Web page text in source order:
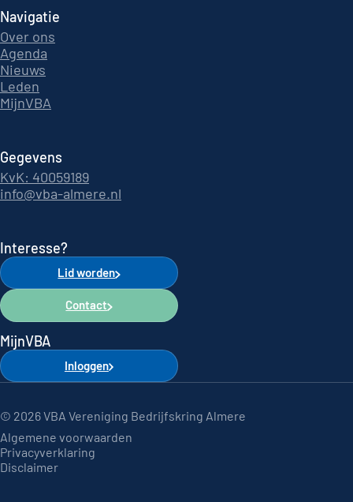
Navigatie
Over ons
Agenda
Nieuws
Leden
MijnVBA
Gegevens
KvK: 40059189
info@vba-almere.nl
Interesse?
Lid worden
Contact
MijnVBA
Inloggen
© 2026 VBA Vereniging Bedrijfskring Almere
Algemene voorwaarden
Privacyverklaring
Disclaimer